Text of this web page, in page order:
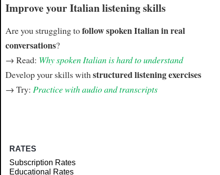
Improve your Italian listening skills
Are you struggling tofollow spoken Italian in real
conversations?
→ Read: Why spoken Italian is hard to understand
Develop your skills withstructured listening exercises
→ Try: Practice with audio and transcripts
RATES
Subscription Rates
Educational Rates